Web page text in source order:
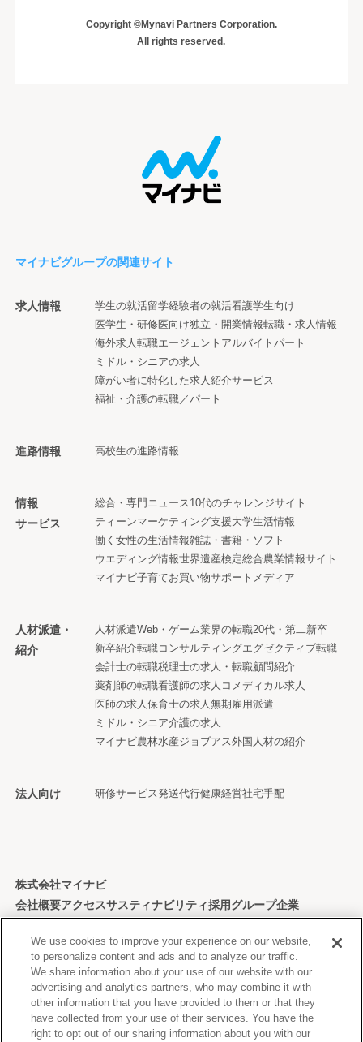
Copyright ©Mynavi Partners Corporation.
All rights reserved.
マイナビグループの関連サイト
求人情報 学生の就活留学経験者の就活看護学生向け
医学生・研修医向け独立・開業情報転職・求人情報
海外求人転職エージェント アルバイト パート
ミドル・シニアの求人
障がい者に特化した求人紹介サービス
福祉・介護の転職／パート
進路情報 高校生の進路情報
情報
サービス
総合・専門ニュース10代のチャレンジサイト
ティーンマーケティング支援大学生活情報
働く女性の生活情報雑誌・書籍・ソフト
ウエディング情報世界遺産検定総合農業情報サイト
マイナビ子育てお買い物サポートメディア
人材派遣・
紹介
人材派遣Web・ゲーム業界の転職20代・第二新卒
新卒紹介転職コンサルティングエグゼクティブ転職
会計士の転職税理士の求人・転職顧問紹介
薬剤師の転職看護師の求人 コメディカル求人
医師の求人保育士の求人無期雇用派遣
ミドル・シニア介護の求人
マイナビ農林水産ジョブアス外国人材の紹介
法人向け 研修サービス発送代行健康経営社宅手配
株式会社マイナビ
会社概要アクセスサスティナビリティ採用グループ企業
Copyright © Mynavi Corporation
We use cookies to improve your experience on our website,
to personalize content and ads and to analyze our traffic.
We share information about your use of our website with our
advertising and analytics partners, who may combine it with
other information that you have provided to them or that they
have collected from your use of their services. You have the
right to opt out of our sharing information about you with our